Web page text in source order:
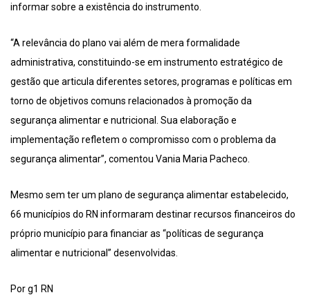
informar sobre a existência do instrumento.
“A relevância do plano vai além de mera formalidade
administrativa, constituindo-se em instrumento estratégico de
gestão que articula diferentes setores, programas e políticas em
torno de objetivos comuns relacionados à promoção da
segurança alimentar e nutricional. Sua elaboração e
implementação refletem o compromisso com o problema da
segurança alimentar”, comentou Vania Maria Pacheco.
Mesmo sem ter um plano de segurança alimentar estabelecido,
66 municípios do RN informaram destinar recursos financeiros do
próprio município para financiar as “políticas de segurança
alimentar e nutricional” desenvolvidas.
Por g1 RN